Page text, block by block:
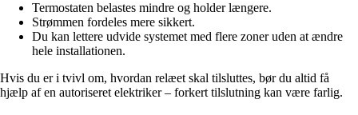
Termostaten belastes mindre og holder længere.
Strømmen fordeles mere sikkert.
Du kan lettere udvide systemet med flere zoner uden at ændre
hele installationen.
Hvis du er i tvivl om, hvordan relæet skal tilsluttes, bør du altid få
hjælp af en autoriseret elektriker – forkert tilslutning kan være farlig.